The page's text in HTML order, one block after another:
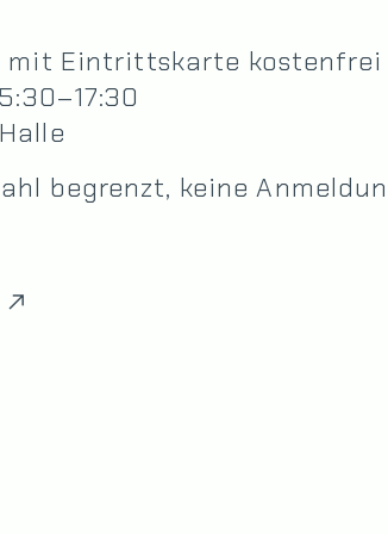
mit Eintrittskarte kostenfrei
begrenzt, keine